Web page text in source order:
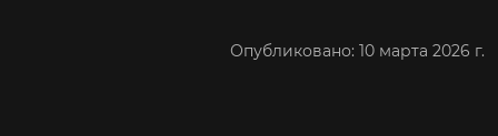
Опубликовано: 10 марта 2026 г.